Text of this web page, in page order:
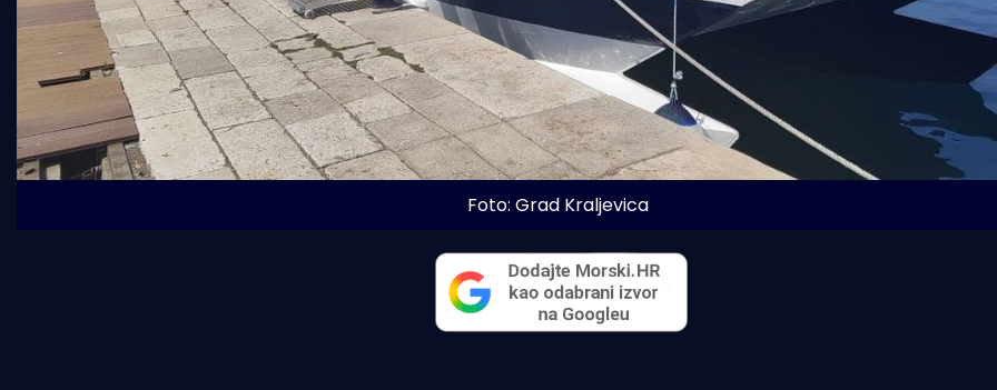
Foto: Grad Kraljevica